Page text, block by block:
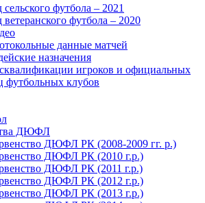
сельского футбола – 2021
ветеранского футбола – 2020
данные матчей
назначения
игроков и официальных
футбольных клубов
ДЮФЛ
ДЮФЛ РК (2008-2009 гг. р.)
ДЮФЛ РК (2010 г.р.)
ДЮФЛ РК (2011 г.р.)
ДЮФЛ РК (2012 г.р.)
ДЮФЛ РК (2013 г.р.)